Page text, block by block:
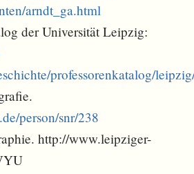
arndt_ga.html
der Universität Leipzig:
professorenkatalog/
person/snr/238
http://www.leipziger-